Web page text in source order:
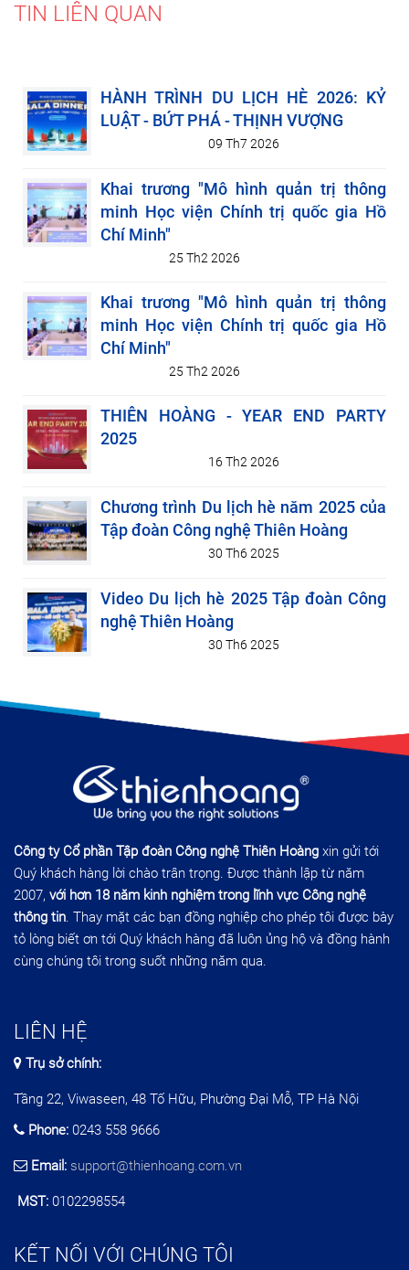
TIN LIÊN QUAN
HÀNH TRÌNH DU LỊCH HÈ 2026: KỶ
LUẬT - BỨT PHÁ - THỊNH VƯỢNG
09 Th7 2026
Khai trương "Mô hình quản trị thông
minh Học viện Chính trị quốc gia Hồ
Chí Minh"
25 Th2 2026
Khai trương "Mô hình quản trị thông
minh Học viện Chính trị quốc gia Hồ
Chí Minh"
25 Th2 2026
THIÊN HOÀNG - YEAR END PARTY
2025
16 Th2 2026
Chương trình Du lịch hè năm 2025 của
Tập đoàn Công nghệ Thiên Hoàng
30 Th6 2025
Video Du lịch hè 2025 Tập đoàn Công
nghệ Thiên Hoàng
30 Th6 2025
Công ty Cổ phần Tập đoàn Công nghệ Thiên Hoàng xin gửi tới
Quý khách hàng lời chào trân trọng. Được thành lập từ năm
2007, với hơn 18 năm kinh nghiệm trong lĩnh vực Công nghệ
thông tin. Thay mặt các bạn đồng nghiệp cho phép tôi được bày
tỏ lòng biết ơn tới Quý khách hàng đã luôn ủng hộ và đồng hành
cùng chúng tôi trong suốt những năm qua.
LIÊN HỆ
Trụ sở chính:
Tầng 22, Viwaseen, 48 Tố Hữu, Phường Đại Mỗ, TP Hà Nội
Phone: 0243 558 9666
Email: support@thienhoang.com.vn
MST: 0102298554
KẾT NỐI VỚI CHÚNG TÔI